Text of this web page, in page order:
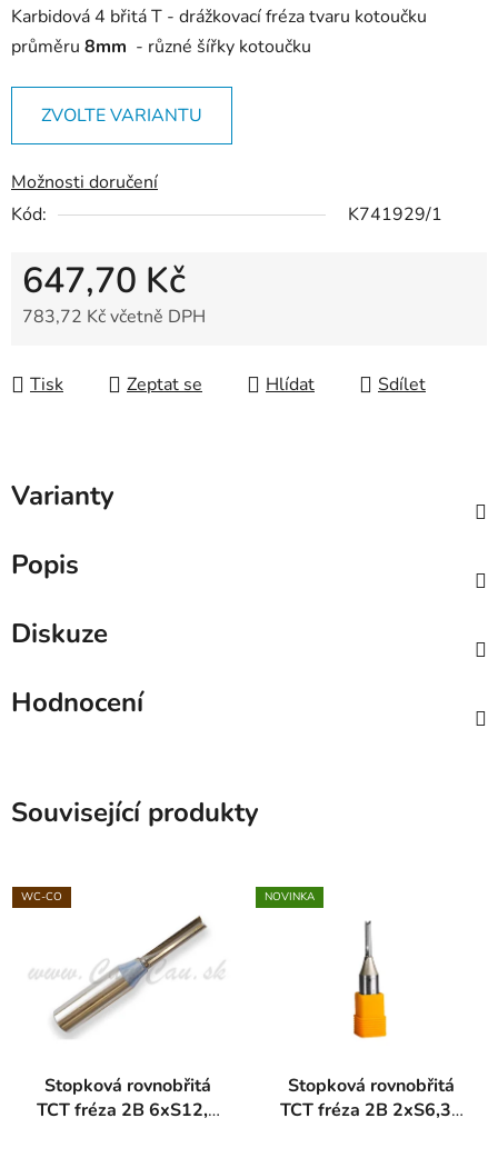
Karbidová 4 břitá T - drážkovací fréza tvaru kotoučku
průměru 8mm - různé šířky kotoučku
ZVOLTE VARIANTU
Možnosti doručení
Kód:
K741929/1
647,70 Kč
783,72 Kč včetně DPH
Tisk
Zeptat se Hlídat Sdílet
Varianty
Popis
Diskuze
Hodnocení
Související produkty
WC-CO
Stopková rovnobřitá
TCT fréza 2B 6xS12,7
NOVINKA
Stopková rovnobřitá
TCT fréza 2B 2xS6,35